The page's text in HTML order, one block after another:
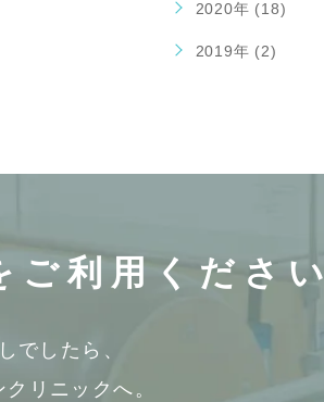
2020年 (18)
2019年 (2)
ご利用ください
でしたら、
リニックへ。